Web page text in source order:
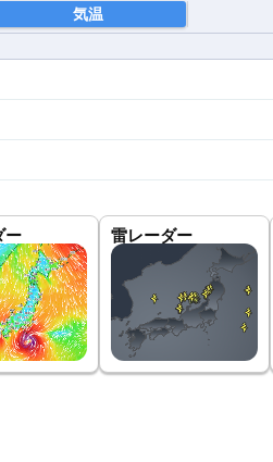
気温
ー 雷レーダー